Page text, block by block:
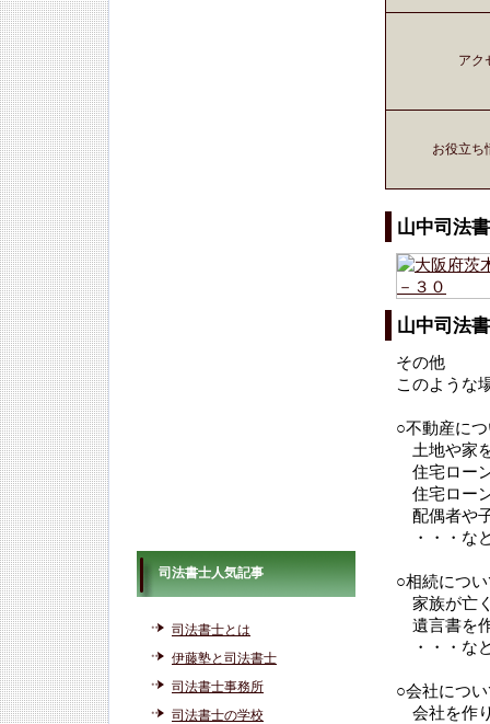
アク
お役立ち
山中司法
山中司法
その他
このような
○不動産に
土地や家
住宅ロー
住宅ロー
配偶者や
・・・な
○相続につ
家族が亡
遺言書を
・・・な
○会社につ
会社を作
司法書士人気記事
司法書士とは
伊藤塾と司法書士
司法書士事務所
司法書士の学校